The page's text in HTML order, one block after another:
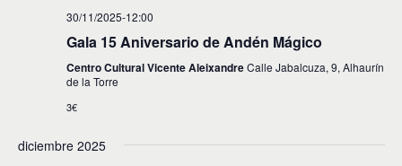
30/11/2025-12:00
Gala 15 Aniversario de Andén Mágico
Centro Cultural Vicente AleixandreCalle Jabalcuza, 9, Alhaurín
de la Torre
3€
diciembre 2025